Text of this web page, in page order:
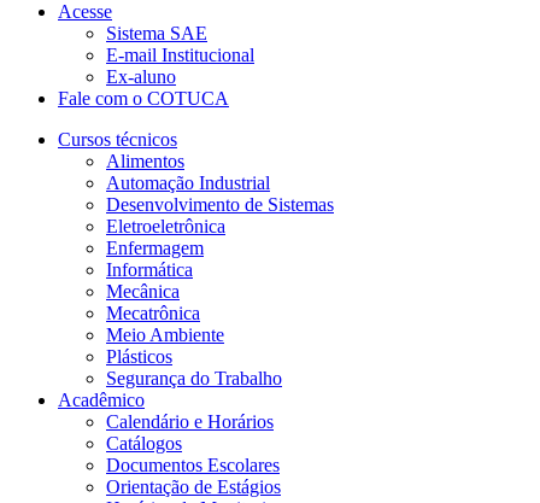
Acesse
Sistema SAE
E-mail Institucional
Ex-aluno
Fale com o COTUCA
Cursos técnicos
Alimentos
Automação Industrial
Desenvolvimento de Sistemas
Eletroeletrônica
Enfermagem
Informática
Mecânica
Mecatrônica
Meio Ambiente
Plásticos
Segurança do Trabalho
Acadêmico
Calendário e Horários
Catálogos
Documentos Escolares
Orientação de Estágios